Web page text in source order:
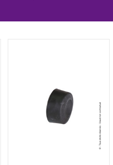
elle arrête la course du
de taper dans le pilier et de